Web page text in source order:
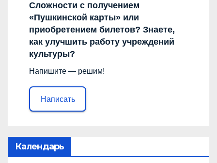
Сложности с получением
«Пушкинской карты» или
приобретением билетов? Знаете,
как улучшить работу учреждений
культуры?
Напишите — решим!
Написать
Календарь